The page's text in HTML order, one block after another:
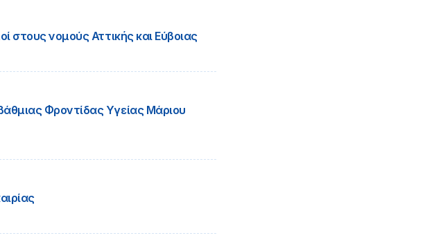
στους νομούς Αττικής και Εύβοιας
Φροντίδας Υγείας Μάριου